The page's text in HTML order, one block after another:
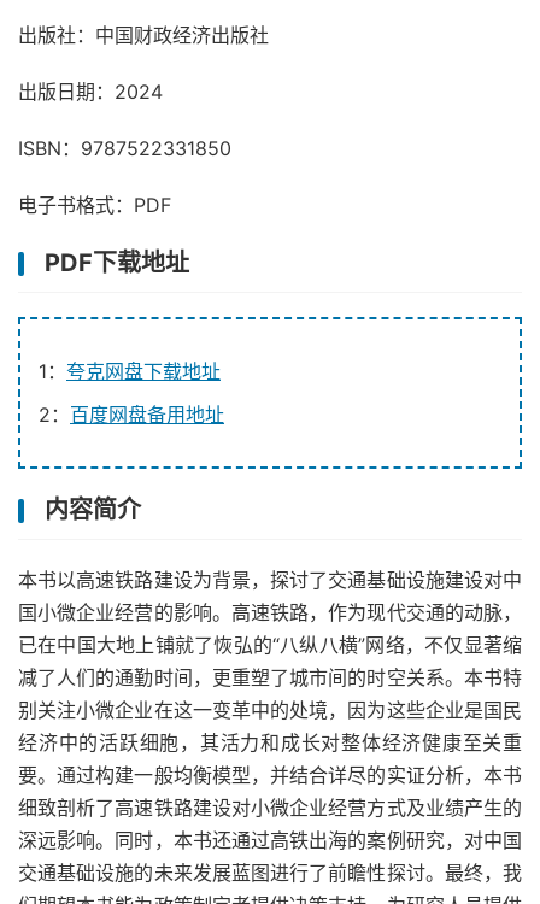
出版社：中国财政经济出版社
出版日期：2024
ISBN：9787522331850
电子书格式：PDF
PDF下载地址
1： 夸克网盘下载地址
2： 百度网盘备用地址
内容简介
本书以高速铁路建设为背景，探讨了交通基础设施建设对中
国小微企业经营的影响。高速铁路，作为现代交通的动脉，
已在中国大地上铺就了恢弘的“八纵八横”网络，不仅显著缩
减了人们的通勤时间，更重塑了城市间的时空关系。本书特
别关注小微企业在这一变革中的处境，因为这些企业是国民
经济中的活跃细胞，其活力和成长对整体经济健康至关重
要。通过构建一般均衡模型，并结合详尽的实证分析，本书
细致剖析了高速铁路建设对小微企业经营方式及业绩产生的
深远影响。同时，本书还通过高铁出海的案例研究，对中国
交通基础设施的未来发展蓝图进行了前瞻性探讨。最终，我